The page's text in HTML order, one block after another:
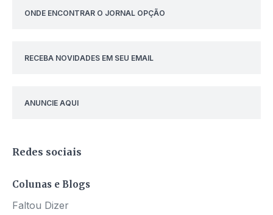
ONDE ENCONTRAR O JORNAL OPÇÃO
RECEBA NOVIDADES EM SEU EMAIL
ANUNCIE AQUI
Redes sociais
Colunas e Blogs
Faltou Dizer